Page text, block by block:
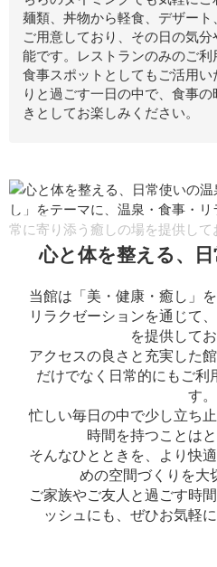
麺類、丼物から軽食、デザート
ご用意しており、その日の気
能です。レストランのみのご
食事スポットとしてもご活用
りと過ごす一日の中で、食事
きとしてお楽しみください。
心と体を整える、
当館は「美・健康・癒し」
リラクゼーションを通じて
を提供してお
アクセスの良さと充実した
だけでなく日常的にもご利
す。
忙しい毎日の中で少し立ち
時間を持つことは
そんなひとときを、より快
めの空間づくりを大
ご家族やご友人と過ごす時
ッシュにも、ぜひお気軽